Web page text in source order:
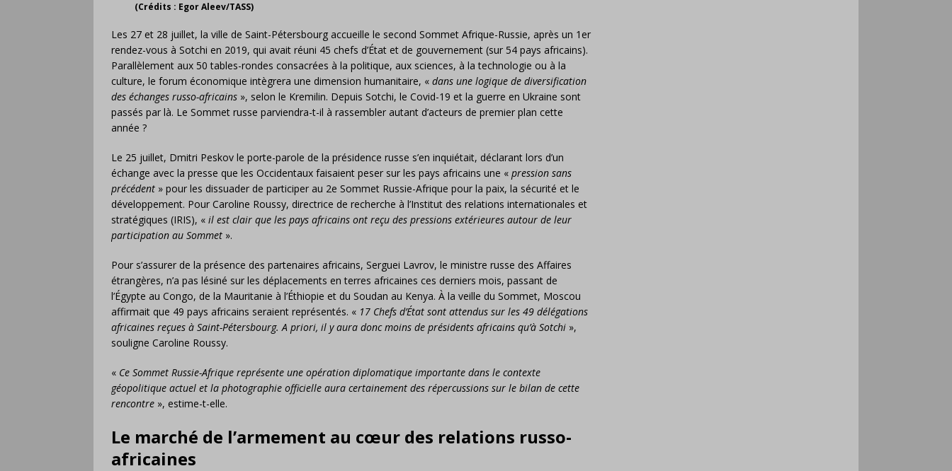
(Crédits : Egor Aleev/TASS)
Les 27 et 28 juillet, la ville de Saint-Pétersbourg accueille le second Sommet Afrique-Russie, après un 1er
rendez-vous à Sotchi en 2019, qui avait réuni 45 chefs d’État et de gouvernement (sur 54 pays africains).
Parallèlement aux 50 tables-rondes consacrées à la politique, aux sciences, à la technologie ou à la
culture, le forum économique intègrera une dimension humanitaire, « dans une logique de diversification
des échanges russo-africains », selon le Kremilin. Depuis Sotchi, le Covid-19 et la guerre en Ukraine sont
passés par là. Le Sommet russe parviendra-t-il à rassembler autant d’acteurs de premier plan cette
année ?
Le 25 juillet, Dmitri Peskov le porte-parole de la présidence russe s’en inquiétait, déclarant lors d’un
échange avec la presse que les Occidentaux faisaient peser sur les pays africains une « pression sans
précédent » pour les dissuader de participer au 2e Sommet Russie-Afrique pour la paix, la sécurité et le
développement. Pour Caroline Roussy, directrice de recherche à l’Institut des relations internationales et
stratégiques (IRIS), « il est clair que les pays africains ont reçu des pressions extérieures autour de leur
participation au Sommet ».
Pour s’assurer de la présence des partenaires africains, Serguei Lavrov, le ministre russe des Affaires
étrangères, n’a pas lésiné sur les déplacements en terres africaines ces derniers mois, passant de
l’Égypte au Congo, de la Mauritanie à l’Éthiopie et du Soudan au Kenya. À la veille du Sommet, Moscou
affirmait que 49 pays africains seraient représentés. « 17 Chefs d’État sont attendus sur les 49 délégations
africaines reçues à Saint-Pétersbourg. A priori, il y aura donc moins de présidents africains qu’à Sotchi »,
souligne Caroline Roussy.
« Ce Sommet Russie-Afrique représente une opération diplomatique importante dans le contexte
géopolitique actuel et la photographie officielle aura certainement des répercussions sur le bilan de cette
rencontre », estime-t-elle.
Le marché de l’armement au cœur des relations russo-
africaines